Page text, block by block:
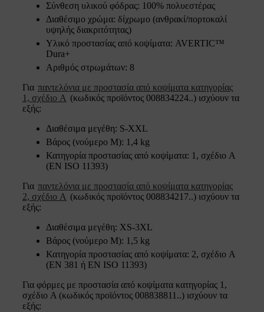
Σύνθεση υλικού φόδρας: 100% πολυεστέρας
Διαθέσιμο χρώμα: δίχρωμο (ανθρακί/πορτοκαλί
υψηλής διακριτότητας)
Υλικό προστασίας από κοψίματα: AVERTIC™
Dura+
Αριθμός στρωμάτων: 8
Για παντελόνια με προστασία από κοψίματα κατηγορίας
1, σχέδιο A (κωδικός προϊόντος 008834224..) ισχύουν τα
εξής:
Διαθέσιμα μεγέθη: S-XXL
Βάρος (νούμερο Μ): 1,4 kg
Κατηγορία προστασίας από κοψίματα: 1, σχέδιο A
(EN ISO 11393)
Για παντελόνια με προστασία από κοψίματα κατηγορίας
2, σχέδιο A (κωδικός προϊόντος 008834217..) ισχύουν τα
εξής:
Διαθέσιμα μεγέθη: XS-3XL
Βάρος (νούμερο Μ): 1,5 kg
Κατηγορία προστασίας από κοψίματα: 2, σχέδιο A
(EN 381 ή EN ISO 11393)
Για φόρμες με προστασία από κοψίματα κατηγορίας 1,
σχέδιο A (κωδικός προϊόντος 008838811..) ισχύουν τα
εξής: